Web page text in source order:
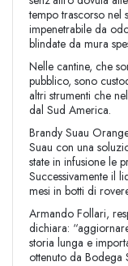
tempo trascorso nel
impenetrabile da
blindate da mura
Nelle cantine, che
pubblico, sono
altri strumenti che
dal Sud America.
Brandy Suau
Suau con una
state in infusione le
Successivamente il
mesi in botti di
Armando Follari,
dichiara:
storia lunga e
ottenuto da Bodega